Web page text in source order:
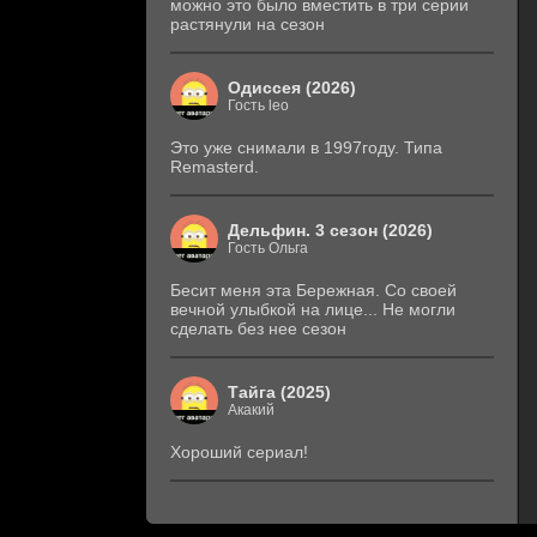
можно это было вместить в три серии
растянули на сезон
Одиссея (2026)
Гость leo
Это уже снимали в 1997году. Типа
Remasterd.
Дельфин. 3 сезон (2026)
Гость Ольга
Бесит меня эта Бережная. Со своей
вечной улыбкой на лице... Не могли
сделать без нее сезон
Тайга (2025)
Акакий
Хороший сериал!